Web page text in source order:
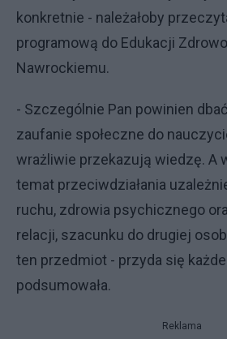
konkretnie - należałoby
programową do Edukacji
Nawrockiemu.
- Szczególnie Pan powinien
zaufanie społeczne do
wrażliwie przekazują wiedzę. A
temat przeciwdziałania
ruchu, zdrowia psychicznego
relacji, szacunku do drugiej
ten przedmiot - przyda się
podsumowała.
Reklama